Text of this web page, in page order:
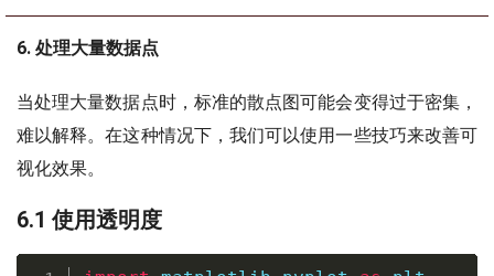
6. 处理大量数据点
当处理大量数据点时，标准的散点图可能会变得过于密集，
难以解释。在这种情况下，我们可以使用一些技巧来改善可
视化效果。
6.1 使用透明度